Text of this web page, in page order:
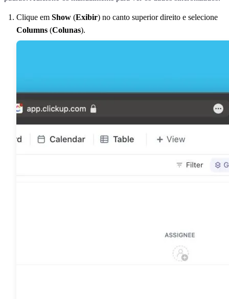
Clique em Show (Exibir) no canto superior direito e selecione
Columns (Colunas).